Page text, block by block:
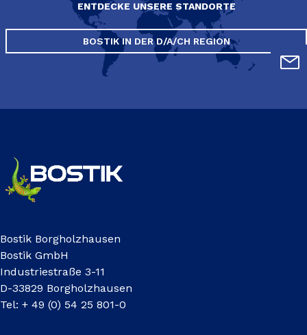
ENTDECKE UNSERE STANDORTE
BOSTIK IN DER D/A/CH REGION
Bostik Borgholzhausen
Bostik GmbH
Industriestraße 3-11
D-33829 Borgholzhausen
Tel: + 49 (0) 54 25 801-0